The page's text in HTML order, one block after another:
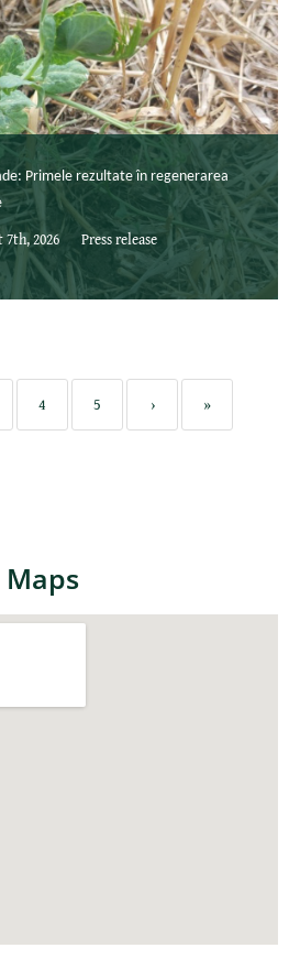
Primele rezultate în regenerarea
2026 Press release
4 5 › »
Maps